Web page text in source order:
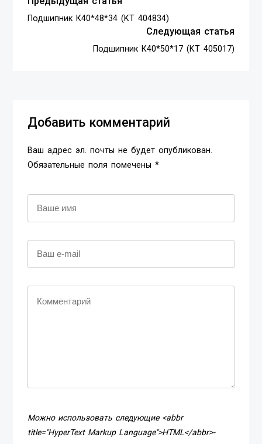
Подшипник К40*48*34 (KT 404834)
Следующая статья
Подшипник К40*50*17 (KT 405017)
Добавить комментарий
Ваш адрес эл. почты не будет опубликован.
Обязательные поля помечены *
Можно использовать следующие <abbr
title="HyperText Markup Language">HTML</abbr>-